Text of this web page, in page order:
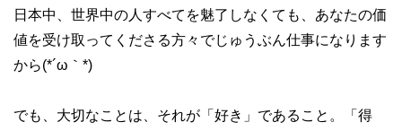
日本中、世界中の人すべてを魅了しなくても、あなたの価
値を受け取ってくださる方々でじゅうぶん仕事になります
から(*´ω｀*)
でも、大切なことは、それが「好き」であること。「得